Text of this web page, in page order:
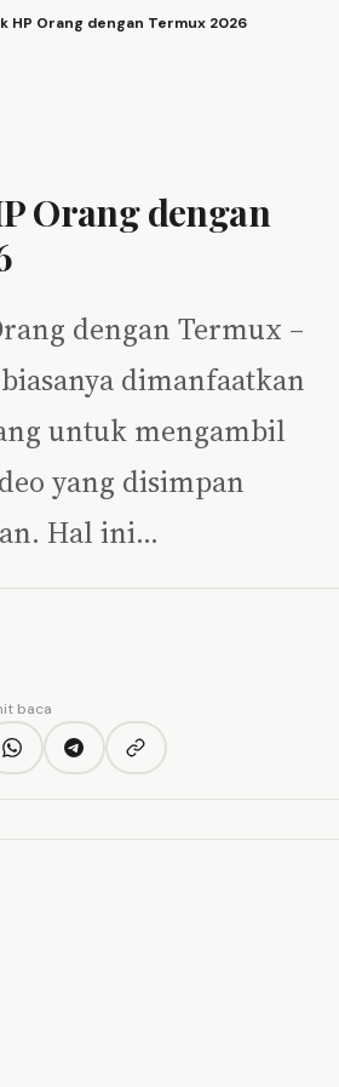
HP Orang dengan Termux 2026
Orang dengan
dengan Termux –
dimanfaatkan
untuk mengambil
yang disimpan
Hal ini…
baca
X
WhatsAppTelegramCopy link